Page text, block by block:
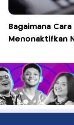
Bagaimana Cara
Menonaktifkan